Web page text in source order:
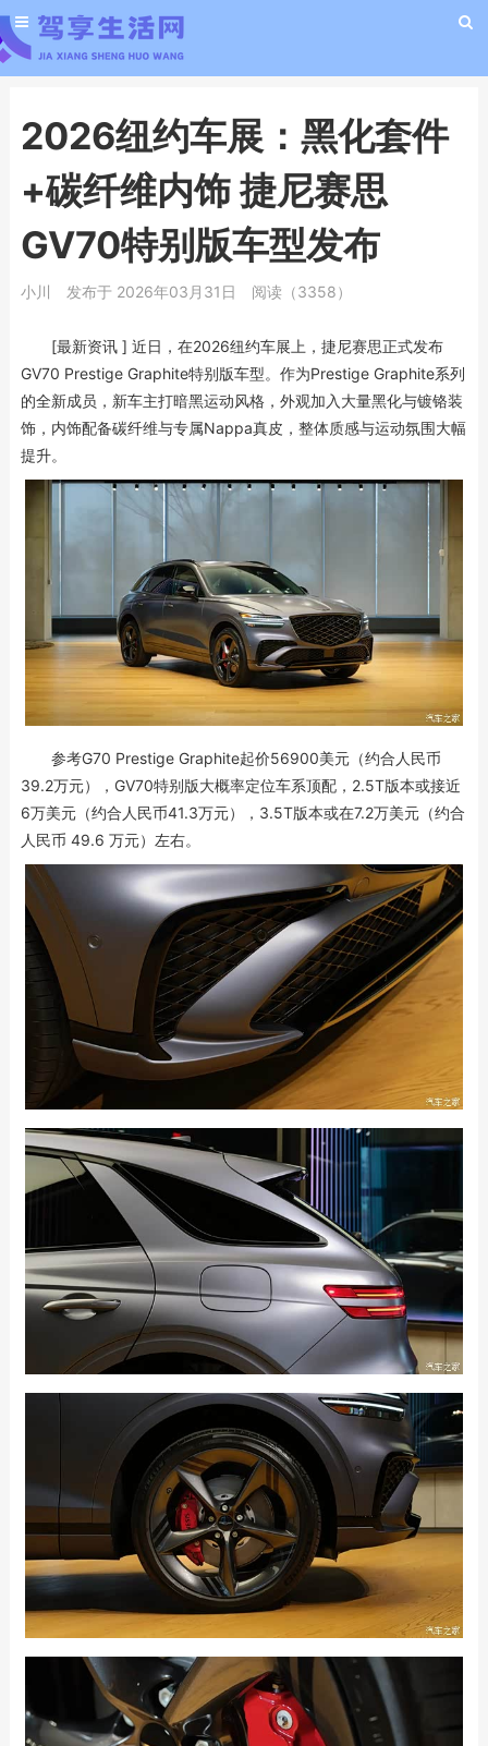
2026纽约车展：黑化套件
+碳纤维内饰 捷尼赛思
GV70特别版车型发布
小川 发布于 2026年03月31日 阅读（3358）
[最新资讯 ] 近日，在2026纽约车展上，捷尼赛思正式发布
GV70 Prestige Graphite特别版车型。作为Prestige Graphite系列
的全新成员，新车主打暗黑运动风格，外观加入大量黑化与镀铬装
饰，内饰配备碳纤维与专属Nappa真皮，整体质感与运动氛围大幅
提升。
参考G70 Prestige Graphite起价56900美元（约合人民币
39.2万元），GV70特别版大概率定位车系顶配，2.5T版本或接近
6万美元（约合人民币41.3万元），3.5T版本或在7.2万美元（约合
人民币 49.6 万元）左右。